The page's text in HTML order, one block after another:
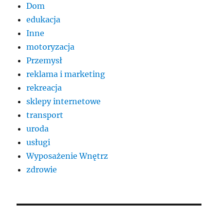
Dom
edukacja
Inne
motoryzacja
Przemysł
reklama i marketing
rekreacja
sklepy internetowe
transport
uroda
usługi
Wyposażenie Wnętrz
zdrowie